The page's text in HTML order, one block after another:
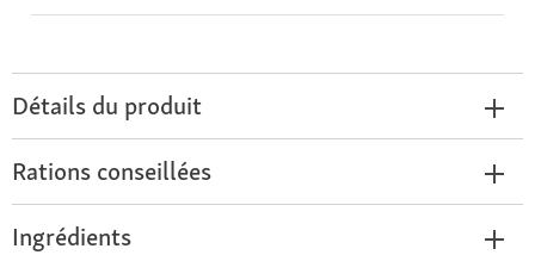
Détails du produit
Rations conseillées
Ingrédients